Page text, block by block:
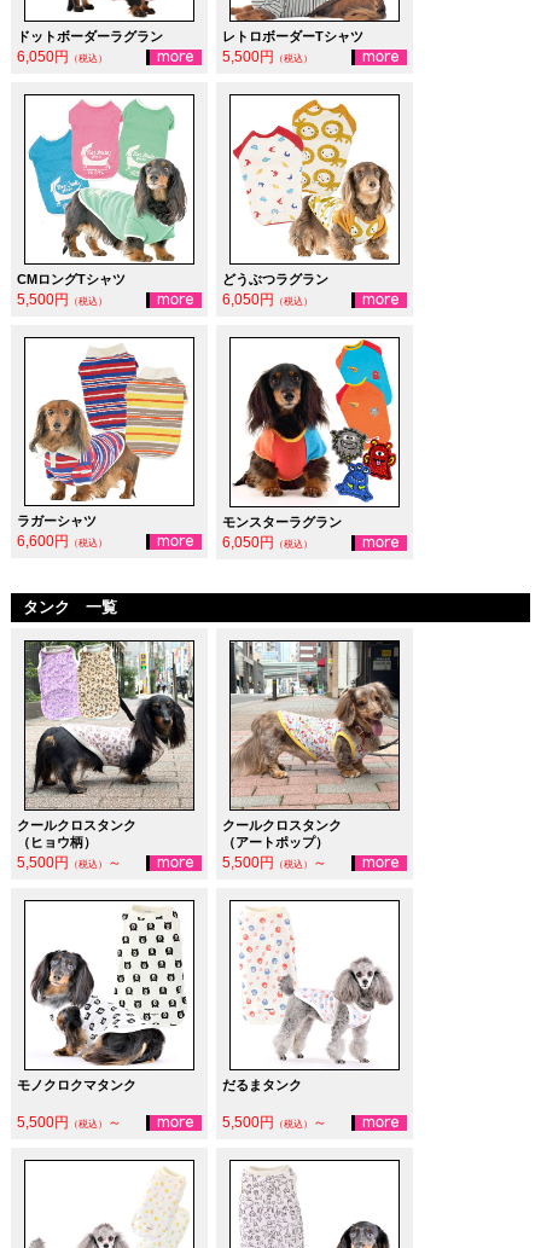
ドットボーダーラグラン
6,050円 （税込）
レトロボーダーTシャツ
5,500円 （税込）
CMロングTシャツ
5,500円 （税込）
どうぶつラグラン
6,050円 （税込）
ラガーシャツ
6,600円 （税込）
モンスターラグラン
6,050円 （税込）
タンク 一覧
クールクロスタンク
（ヒョウ柄）
5,500円 （税込） ～
クールクロスタンク
（アートポップ）
5,500円 （税込） ～
モノクロクマタンク
5,500円 （税込） ～
だるまタンク
5,500円 （税込） ～